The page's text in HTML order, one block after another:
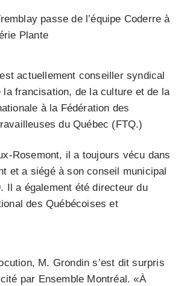
passe de l’équipe Coderre à
Plante
actuellement conseiller syndical
la francisation, de la culture et de la
à la Fédération des
du Québec (FTQ.)
Rosemont, il a toujours vécu dans
et a siégé à son conseil municipal
Il a également été directeur du
des Québécoises et
M. Grondin s’est dit surpris
par Ensemble Montréal. «À